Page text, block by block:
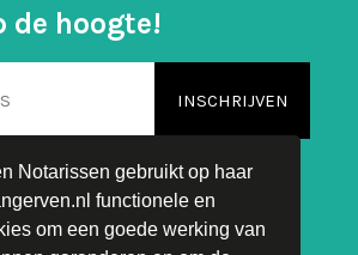
Notarissen gebruikt op haar
functionele en
om een goede werking van
de hoogte!